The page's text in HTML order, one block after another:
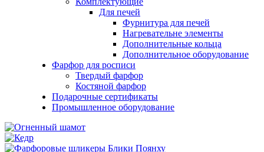
Для печей
Фурнитура для печей
Нагревательне элементы
Дополнительные кольца
Дополнительное оборудование
Фарфор для росписи
Твердый фарфор
Костяной фарфор
Подарочные сертификаты
Промышленное оборудование